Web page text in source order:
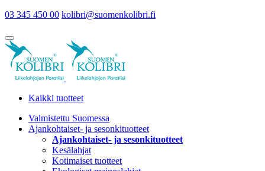
03 345 450 00 kolibri@suomenkolibri.fi
Kaikki tuotteet
Valmistettu Suomessa
Ajankohtaiset- ja sesonkituotteet
Ajankohtaiset- ja sesonkituotteet
Kesälahjat
Kotimaiset tuotteet